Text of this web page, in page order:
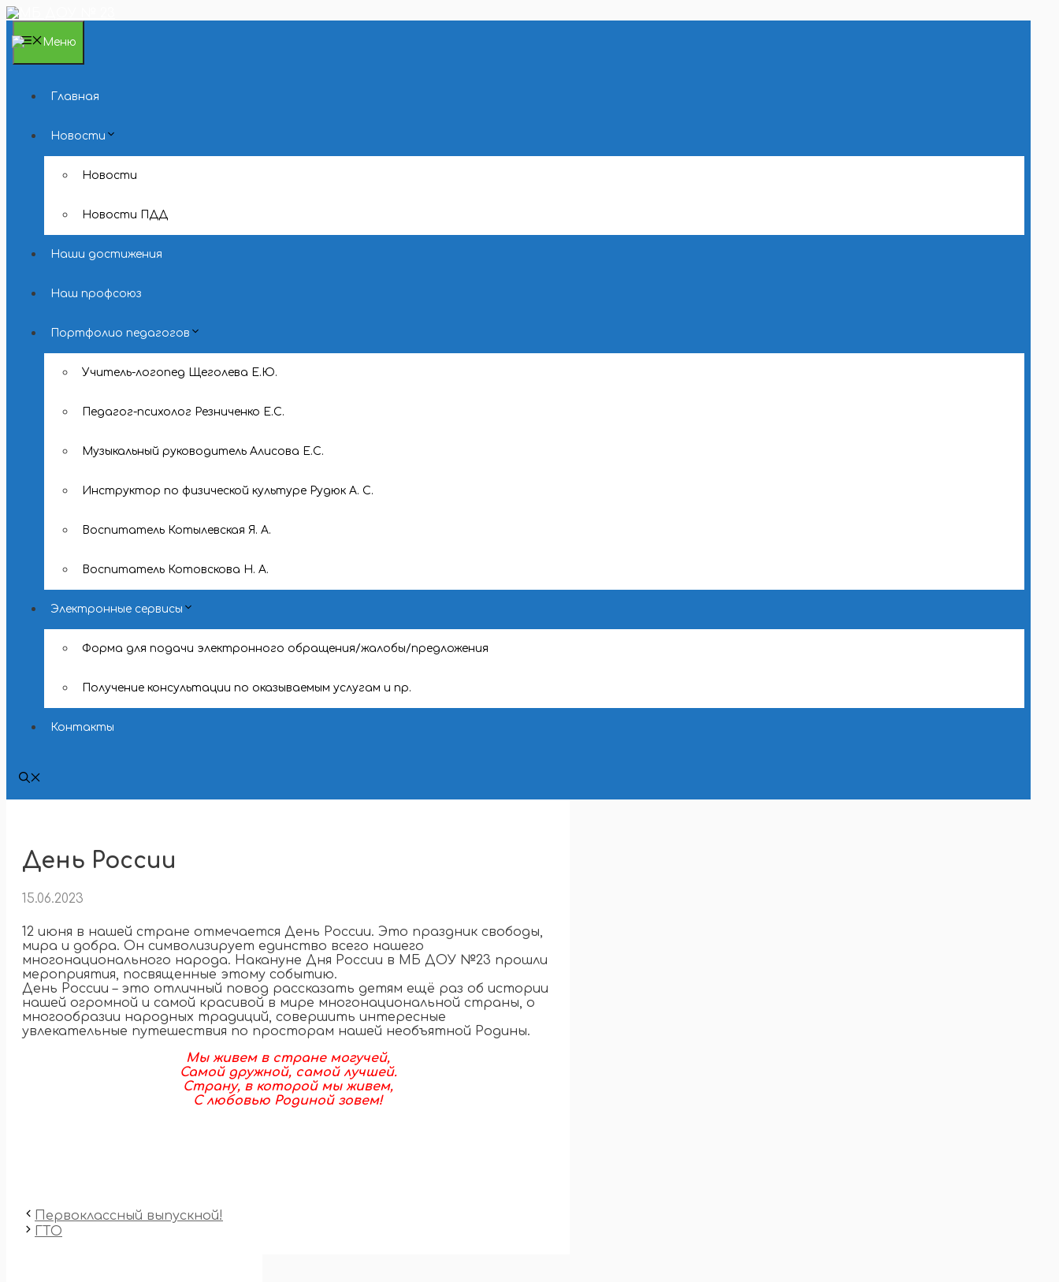
Перейти
содержимому
Меню
Главная
Новости
Новости
Новости ПДД
Наши достижения
Наш профсоюз
Портфолио педагогов
Учитель-логопед Щеголева Е.Ю.
Педагог-психолог Резниченко Е.С.
Музыкальный руководитель Алисова Е.С.
Инструктор по физической культуре Рудюк А. С.
Воспитатель Котылевская Я. А.
Воспитатель Котовскова Н. А.
Электронные сервисы
Форма для подачи электронного обращения/жалобы/предложения
Получение консультации по оказываемым услугам и пр.
Контакты
День России
15.06.2023
12 июня в нашей стране отмечается День России. Это праздник свободы,
мира и добра. Он символизирует единство всего нашего
многонационального народа. Накануне Дня России в МБ ДОУ №23 прошли
мероприятия, посвященные этому событию.
День России – это отличный повод рассказать детям ещё раз об истории
нашей огромной и самой красивой в мире многонациональной страны, о
многообразии народных традиций, совершить интересные
увлекательные путешествия по просторам нашей необъятной Родины.
Мы живем в стране могучей,
Самой дружной, самой лучшей.
Страну, в которой мы живем,
С любовью Родиной зовем!
Первоклассный выпускной!
ГТО